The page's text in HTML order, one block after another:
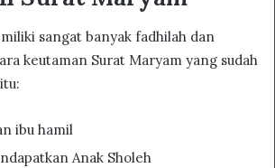
sangat banyak fadhilah dan
keutaman Surat Maryam yang sudah
ibu hamil
Anak Sholeh